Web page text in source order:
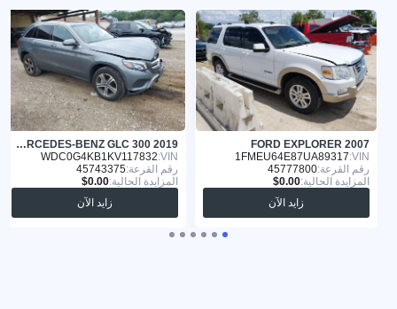
FORD EXPLORER 2007
VIN:
1FMEU64E87UA89317
رقم القرعة:45777800
المزايدة الحالية:
زايد الآن
MERCEDES-BENZ GLC 300 2019
VIN:
WDC0G4KB1KV117832
رقم القرعة:45743375
المزايدة الحالية:
زايد الآن